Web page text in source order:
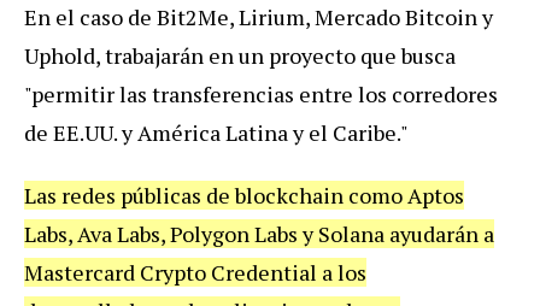
En el caso de Bit2Me, Lirium, Mercado Bitcoin y
Uphold, trabajarán en un proyecto que busca
"permitir las transferencias entre los corredores
de EE.UU. y América Latina y el Caribe."
Las redes públicas de blockchain como Aptos
Labs, Ava Labs, Polygon Labs y Solana ayudarán a
Mastercard Crypto Credential a los